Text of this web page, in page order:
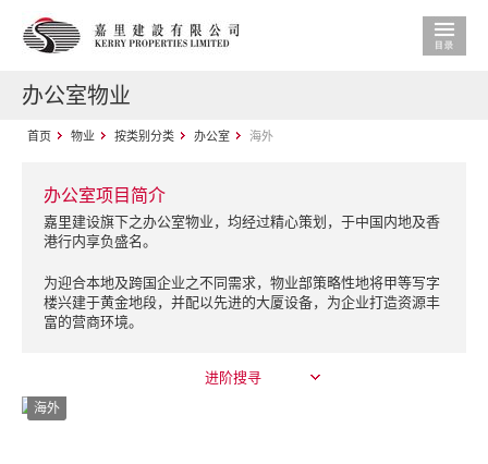
办公室物业
首页 物业 按类别分类 办公室 海外
办公室项目简介
嘉里建设旗下之办公室物业，均经过精心策划，于中国内地及香
港行内享负盛名。
为迎合本地及跨国企业之不同需求，物业部策略性地将甲等写字
楼兴建于黄金地段，并配以先进的大厦设备，为企业打造资源丰
富的营商环境。
进阶搜寻
海外